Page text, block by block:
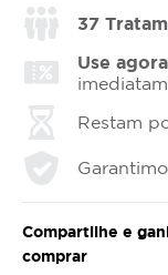
37
Use
Restam
Compartilhe e
comprar